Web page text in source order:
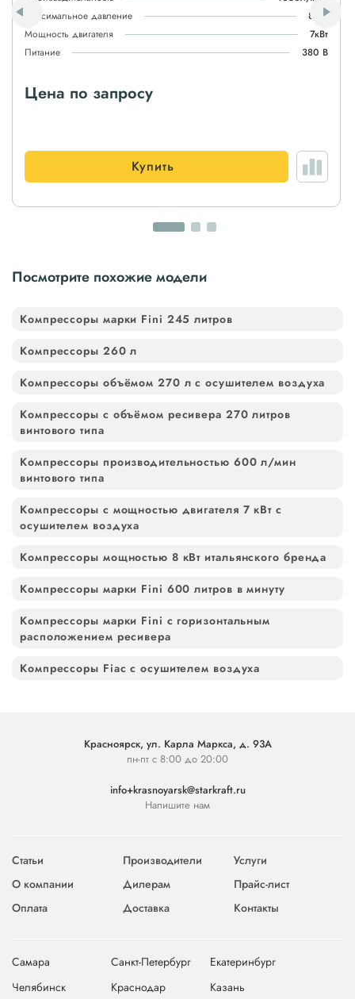
Максимальное давление
8атм
Мощность двигателя
7кВт
Питание
380 В
Цена по запросу
Купить
Посмотрите похожие модели
Компрессоры марки Fini 245 литров
Компрессоры 260 л
Компрессоры объёмом 270 л с осушителем воздуха
Компрессоры с объёмом ресивера 270 литров
винтового типа
Компрессоры производительностью 600 л/мин
винтового типа
Компрессоры с мощностью двигателя 7 кВт с
осушителем воздуха
Компрессоры мощностью 8 кВт итальянского бренда
Компрессоры марки Fini 600 литров в минуту
Компрессоры марки Fini с горизонтальным
расположением ресивера
Компрессоры Fiac с осушителем воздуха
Красноярск, ул. Карла Маркса, д. 93А
пн-пт с 8:00 до 20:00
info+krasnoyarsk@starkraft.ru
Напишите нам
Статьи Производители
Услуги
О компании
Дилерам
Прайс-лист
Оплата
Доставка Контакты
Самара Санкт-Петербург
Екатеринбург
Челябинск
Краснодар Казань